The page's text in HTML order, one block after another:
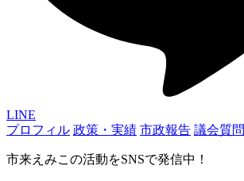
LINE
プロフィル 政策・実績 市政報告 議会質問
市来えみこの活動をSNSで発信中！